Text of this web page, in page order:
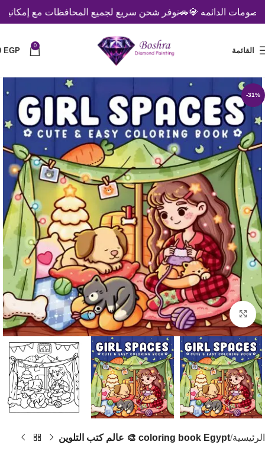
🚗نوفر شحن سريع لجميع المحافظات مع إمكانيةالدائمه 💎
القائمة
0
EGP
-31%
اضغط للتكبير
الرئيسية coloring book Egypt 🎨 عالم كتب التلوين